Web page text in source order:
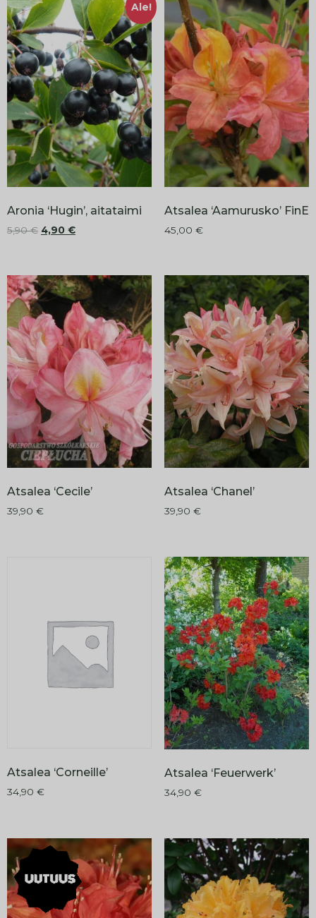
Ale!
Aronia ‘Hugin’, aitataimi
5,90€ 4,90 €
Atsalea ‘Aamurusko’ FinE
45,00 €
Atsalea ‘Cecile’
39,90 €
Atsalea ‘Chanel’
39,90 €
Atsalea ‘Corneille’
34,90 €
Atsalea ‘Feuerwerk’
34,90 €